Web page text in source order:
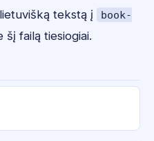
tekstą į
book-
failą tiesiogiai.